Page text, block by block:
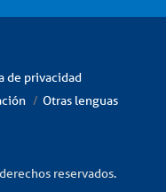
de privacidad
Otras lenguas
reservados.